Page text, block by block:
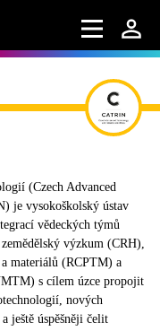
(Czech Advanced
je vysokoškolský ústav
vědeckých týmů
výzkum (CRH),
materiálů (RCPTM) a
s cílem úzce propojit
nových
ještě úspěšněji čelit